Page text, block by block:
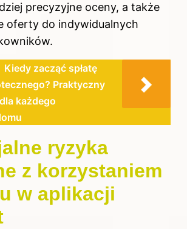
precyzyjne oceny, a także
oferty do indywidualnych
Kiedy zacząć spłatę
Praktyczny
każdego
ryzyka
z korzystaniem
w aplikacji